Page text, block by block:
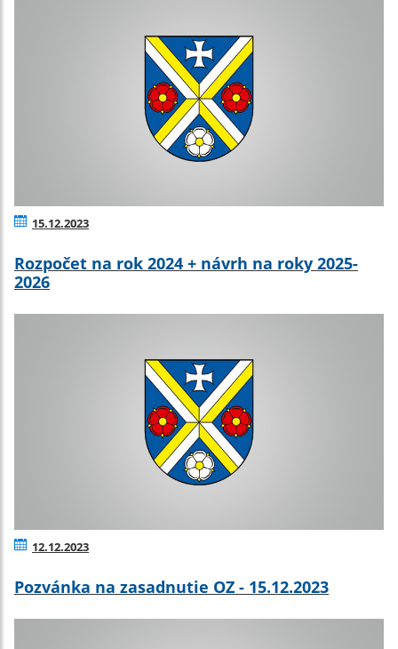
15.12.2023
Rozpočet na rok 2024 + návrh na roky 2025-
2026
12.12.2023
Pozvánka na zasadnutie OZ - 15.12.2023